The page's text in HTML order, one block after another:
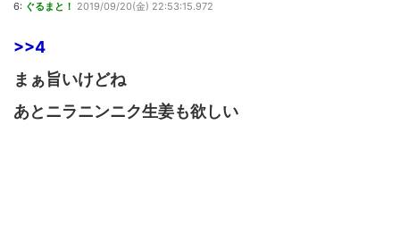
6: ぐるまと！ 2019/09/20(金) 22:53:15.972
>>4
まぁ旨いけどね
あとニラニンニク生姜も欲しい